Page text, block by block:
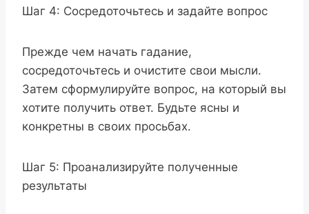
Шаг 4: Сосредоточьтесь и задайте вопрос
Прежде чем начать гадание,
сосредоточьтесь и очистите свои мысли.
Затем сформулируйте вопрос, на который вы
хотите получить ответ. Будьте ясны и
конкретны в своих просьбах.
Шаг 5: Проанализируйте полученные
результаты